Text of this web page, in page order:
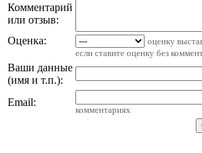
Комментарий
или отзыв:
Оценка:
оценку
если ставите оценку без
Ваши данные
(имя и т.п.):
Email:
комментариях